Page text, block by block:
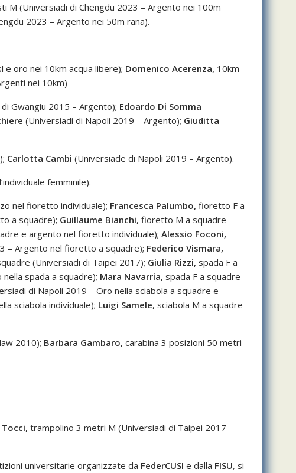
M (Universiadi di Chengdu 2023 – Argento nei 100m
2023 – Argento nei 50m rana).
e oro nei 10km acqua libere); Domenico Acerenza, 10km
nei 10km)
Gwangiu 2015 – Argento); Edoardo Di Somma
(Universiadi di Napoli 2019 – Argento); Giuditta
Carlotta Cambi (Universiade di Napoli 2019 – Argento).
femminile).
nel fioretto individuale); Francesca Palumbo, fioretto F a
a squadre); Guillaume Bianchi, fioretto M a squadre
e argento nel fioretto individuale); Alessio Foconi,
– Argento nel fioretto a squadre); Federico Vismara,
(Universiadi di Taipei 2017); Giulia Rizzi, spada F a
spada a squadre); Mara Navarria, spada F a squadre
di Napoli 2019 – Oro nella sciabola a squadre e
sciabola individuale); Luigi Samele, sciabola M a squadre
2010); Barbara Gambaro, carabina 3 posizioni 50 metri
trampolino 3 metri M (Universiadi di Taipei 2017 –
universitarie organizzate da FederCUSI e dalla FISU, si